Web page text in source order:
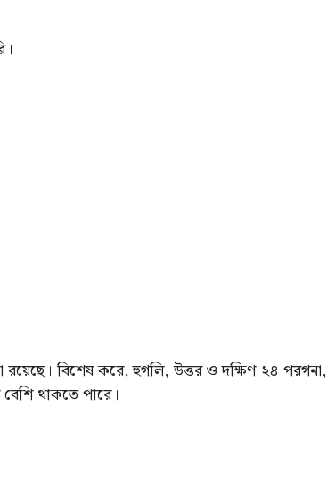
রয়েছে। বিশেষ করে, হুগলি, উত্তর ও দক্ষিণ ২৪ পরগনা,
থাকতে পারে।